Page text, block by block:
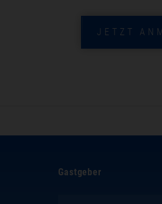
JETZT
Gastgeber